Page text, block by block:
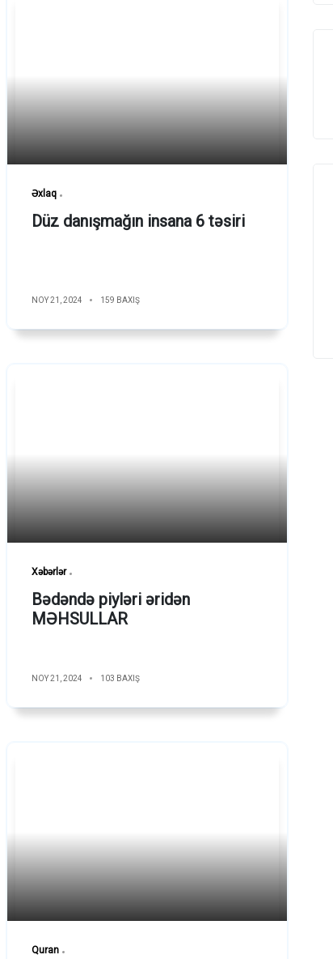
Əxlaq
Düz danışmağın insana 6 təsiri
NOY 21, 2024 159 BAXIŞ
Xəbərlər
Bədəndə piyləri əridən
MƏHSULLAR
NOY 21, 2024 103 BAXIŞ
Quran